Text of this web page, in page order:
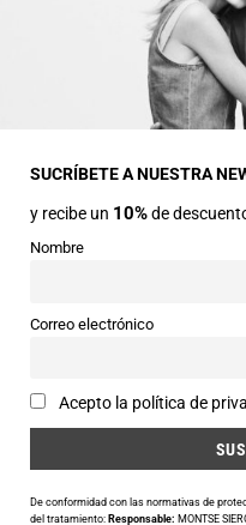
INFORMACIÓN GENERAL
22330 Ainsa (Huesca)
Teléfonos
974 50 00 43
Horarios
Email
SUCRÍBETE A NUESTRA
y recibe un 10%de
Nombre
Correo electrónico
Acepto la política de
De conformidad con las normativas de
del tratamiento: Responsable: MONTSE